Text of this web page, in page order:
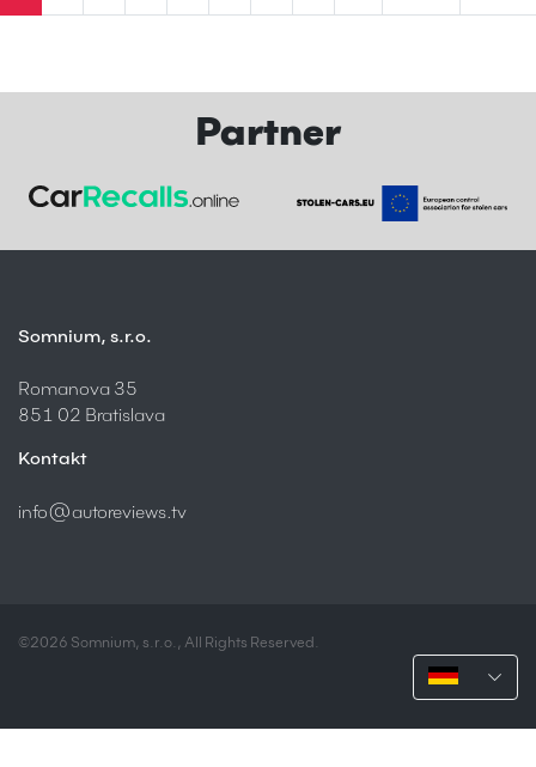
Partner
Somnium, s.r.o.
Romanova 35
851 02 Bratislava
Kontakt
info@autoreviews.tv
©2026 Somnium, s.r.o., All Rights Reserved.